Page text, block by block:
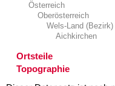
Österreich
Oberösterreich
Wels-Land (Bezirk)
Aichkirchen
Ortsteile
Topographie